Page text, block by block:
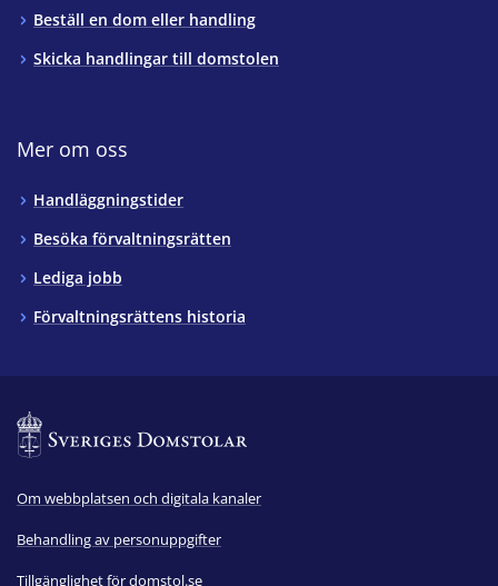
Beställ en dom eller handling
Skicka handlingar till domstolen
Mer om oss
Handläggningstider
Besöka förvaltningsrätten
Lediga jobb
Förvaltningsrättens historia
Om webbplatsen och digitala kanaler
Behandling av personuppgifter
Tillgänglighet för domstol.se